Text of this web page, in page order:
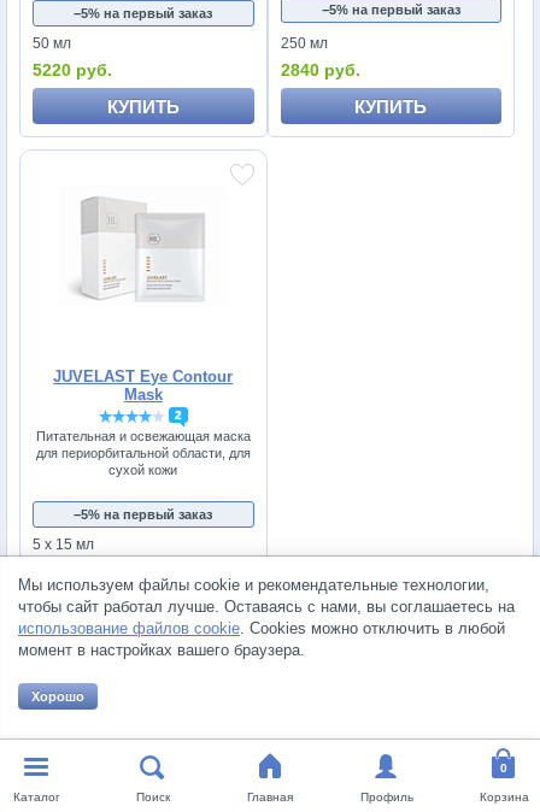
−5% на первый заказ
50 мл
5220 руб.
КУПИТЬ
−5% на первый заказ
250 мл
2840 руб.
КУПИТЬ
JUVELAST Eye Contour
Mask
2
Питательная и освежающая маска
для периорбитальной области, для
сухой кожи
−5% на первый заказ
5 х 15 мл
КУПИТЬ
GINSENG & CARROT
Линия средств для повышения устойчивости кожи к отрицательным
факторам окружающей среды
Каталог Поиск Главная Профиль Корзина
Мы используем файлы cookie и рекомендательные технологии,
чтобы сайт работал лучше. Оставаясь с нами, вы соглашаетесь на
использование файлов cookie. Cookies можно отключить в любой
момент в настройках вашего браузера.
Хорошо